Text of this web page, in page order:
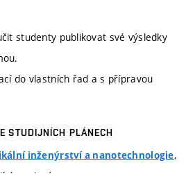
studenty publikovat své výsledky
do vlastních řad a s přípravou
STUDIJNÍCH PLÁNECH
inženýrství a nanotechnologie,